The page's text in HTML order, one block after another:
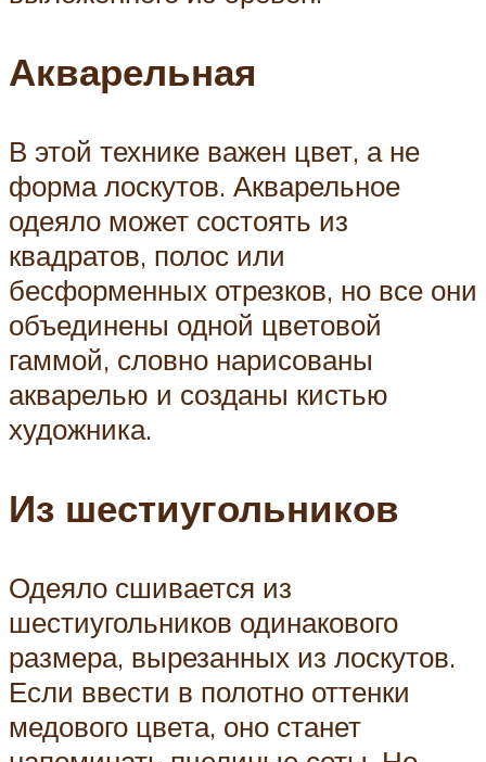
Акварельная
В этой технике важен цвет, а не
форма лоскутов. Акварельное
одеяло может состоять из
квадратов, полос или
бесформенных отрезков, но все они
объединены одной цветовой
гаммой, словно нарисованы
акварелью и созданы кистью
художника.
Из шестиугольников
Одеяло сшивается из
шестиугольников одинакового
размера, вырезанных из лоскутов.
Если ввести в полотно оттенки
медового цвета, оно станет